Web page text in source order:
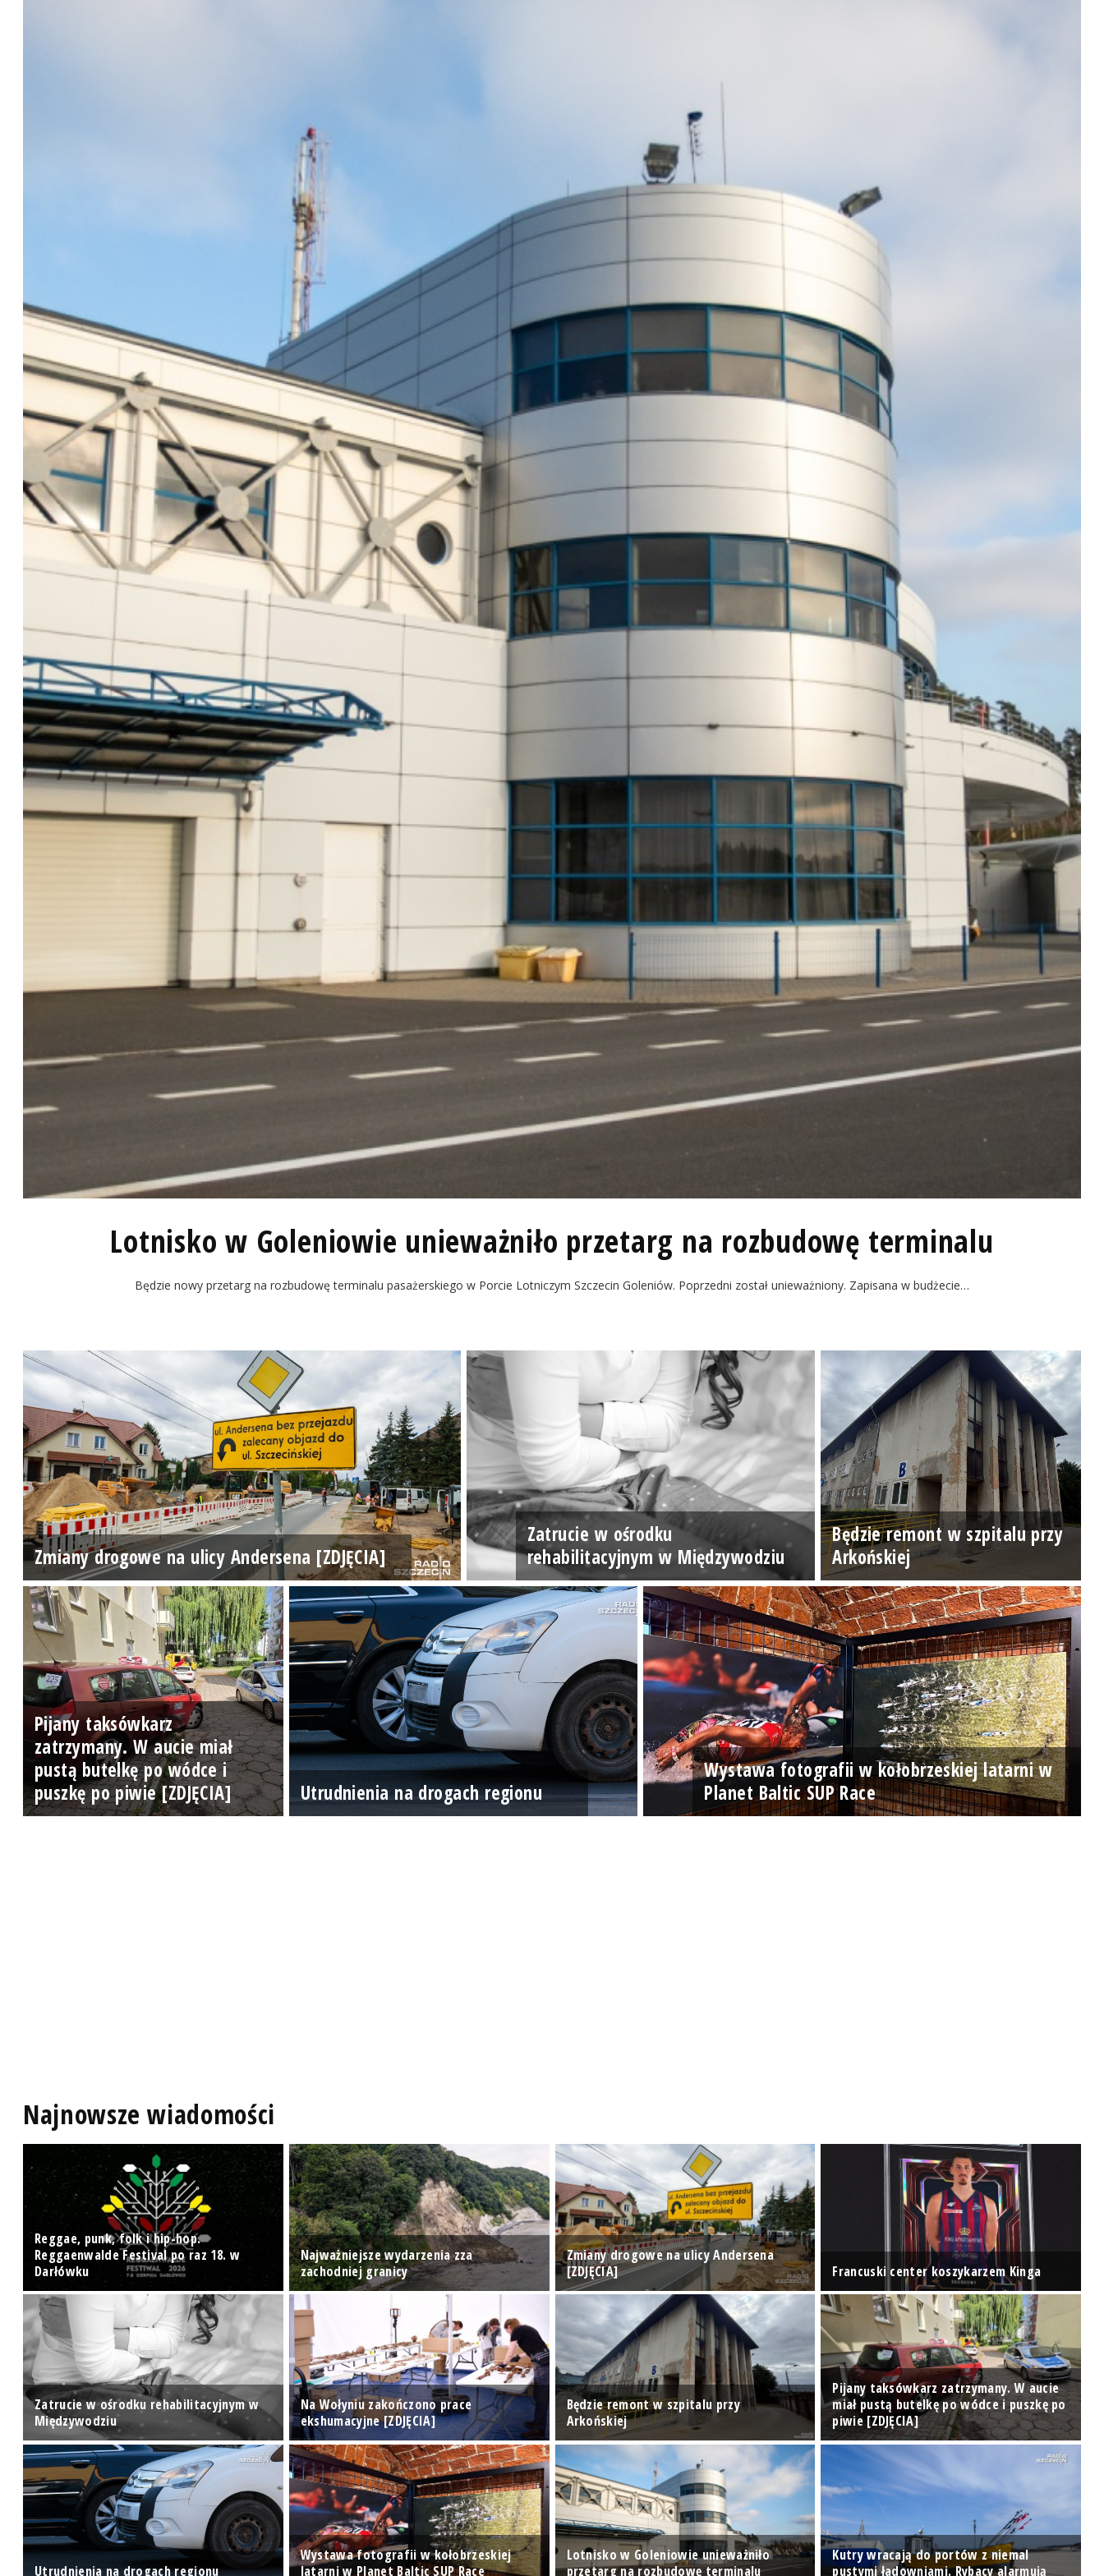
Lotnisko w Goleniowie unieważniło przetarg na rozbudowę terminalu
Będzie nowy przetarg na rozbudowę terminalu pasażerskiego w Porcie Lotniczym Szczecin Goleniów. Poprzedni został unieważniony. Zapisana w budżecie…
Zmiany drogowe na ulicy Andersena [ZDJĘCIA]
Zatrucie w ośrodku
rehabilitacyjnym w Międzywodziu
Będzie remont w szpitalu przy
Arkońskiej
Pijany taksówkarz
zatrzymany. W aucie miał
pustą butelkę po wódce i
puszkę po piwie [ZDJĘCIA]
Utrudnienia na drogach regionu
Wystawa fotografii w kołobrzeskiej latarni w
Planet Baltic SUP Race
Najnowsze wiadomości
Reggae, punk, folk i hip-hop.
Reggaenwalde Festival po raz 18. w
Darłówku
Najważniejsze wydarzenia zza
zachodniej granicy
Zmiany drogowe na ulicy Andersena
[ZDJĘCIA]
Francuski center koszykarzem Kinga
Zatrucie w ośrodku rehabilitacyjnym w
Międzywodziu
Na Wołyniu zakończono prace
ekshumacyjne [ZDJĘCIA]
Będzie remont w szpitalu przy
Arkońskiej
Pijany taksówkarz zatrzymany. W aucie
miał pustą butelkę po wódce i puszkę po
piwie [ZDJĘCIA]
Utrudnienia na drogach regionu
Wystawa fotografii w kołobrzeskiej
latarni w Planet Baltic SUP Race
Lotnisko w Goleniowie unieważniło
przetarg na rozbudowę terminalu
Kutry wracają do portów z niemal
pustymi ładowniami. Rybacy alarmują